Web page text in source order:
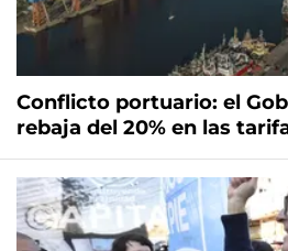
Conflicto portuario: el
rebaja del 20% en las